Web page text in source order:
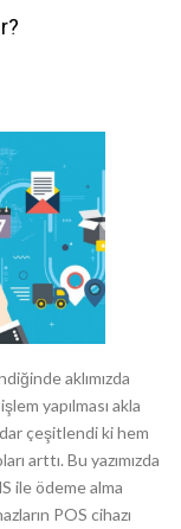
aklımızda
yapılması akla
çeşitlendi ki hem
arttı. Bu yazımızda
ile ödeme alma
POS cihazı